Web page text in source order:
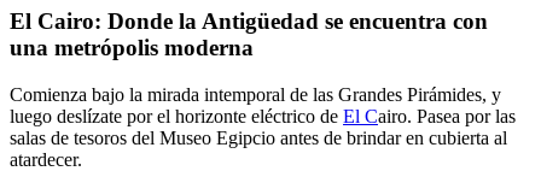
El Cairo: Donde la Antigüedad se encuentra con
una metrópolis moderna
Comienza bajo la mirada intemporal de las Grandes Pirámides, y
luego deslízate por el horizonte eléctrico de El Cairo. Pasea por las
salas de tesoros del Museo Egipcio antes de brindar en cubierta al
atardecer.